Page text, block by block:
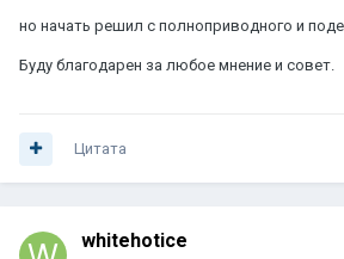
но начать решил с полноприводного и
Буду благодарен за любое мнение и совет.
Цитата
whitehotice